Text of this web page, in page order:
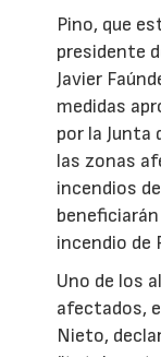
Pino, que
presidente
Javier
medidas
por la Junta
las zonas
incendios
incendio de
Uno de los
afectados,
Nieto,